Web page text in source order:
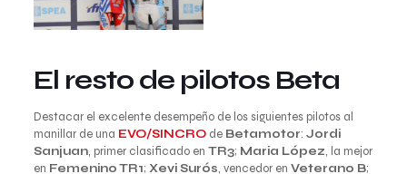
El resto de pilotos Beta
Destacar el excelente desempeño de los siguientes pilotos al
manillar de una EVO/SINCROde Betamotor: Jordi
Sanjuan, primer clasificado en TR3; Maria López, la mejor
en Femenino TR1; Xevi Surós, vencedor en Veterano B;